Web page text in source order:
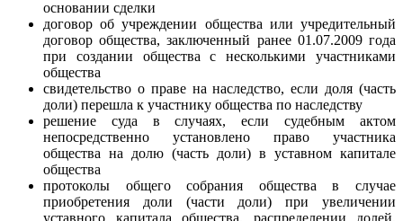
основании сделки
договор об учреждении общества или учредительный
договор общества, заключенный ранее 01.07.2009 года
при создании общества с несколькими участниками
общества
свидетельство о праве на наследство, если доля (часть
доли) перешла к участнику общества по наследству
решение суда в случаях, если судебным актом
непосредственно установлено право участника
общества на долю (часть доли) в уставном капитале
общества
протоколы общего собрания общества в случае
приобретения доли (части доли) при увеличении